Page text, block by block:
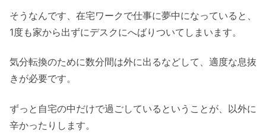
そうなんです、在宅ワークで仕事に夢中になっていると、
1度も家から出ずにデスクにへばりついてしまいます。
気分転換のために数分間は外に出るなどして、適度な息抜
きが必要です。
ずっと自宅の中だけで過ごしているということが、以外に
辛かったりします。